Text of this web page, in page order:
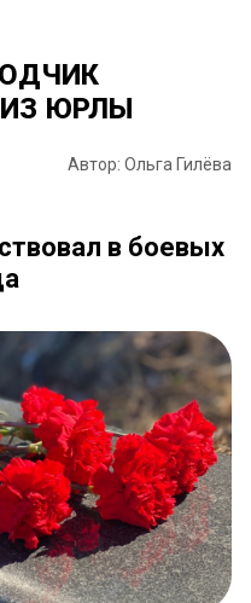
ЮРЛЫ
Автор: Ольга Гилёва
в боевых